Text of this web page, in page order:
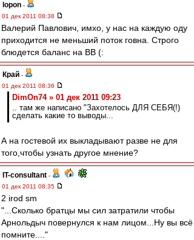
lopon -
01 дек 2011 08:38
Валерий Павлович, имхо, у нас на каждую оду
приходится не меньший поток говна. Строго
блюдется баланс на ВВ (:
Край -
01 дек 2011 08:36
DimOn74 » 01 дек 2011 09:23
.. там же написано "Захотелось ДЛЯ СЕБЯ(!)
сделать какие то выводы...
А на гостевой их выкладывают разве не для
того,чтобы узнать другое мнение?
IT-consultant -
01 дек 2011 08:35
2 irod sm
"...Сколько братцы мы сил затратили чтобы
Арнольдыч повернулся к нам лицом...Ну вы всё
помните...."